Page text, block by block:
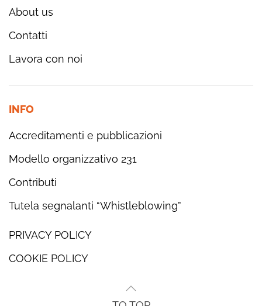
About us
Contatti
Lavora con noi
INFO
Accreditamenti e pubblicazioni
Modello organizzativo 231
Contributi
Tutela segnalanti “Whistleblowing”
PRIVACY POLICY
COOKIE POLICY